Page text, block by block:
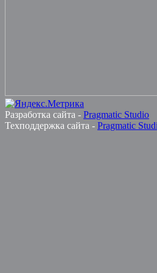
Разработка сайта - Pragmatic Studio
Техподдержка сайта - Pragmatic